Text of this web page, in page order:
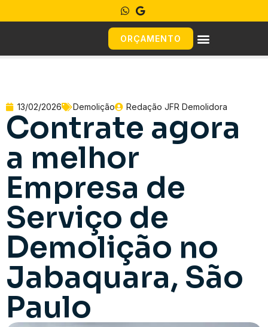
ORÇAMENTO
13/02/2026 Demolição Redação JFR Demolidora
Contrate agora
a melhor
Empresa de
Serviço de
Demolição no
Jabaquara, São
Paulo